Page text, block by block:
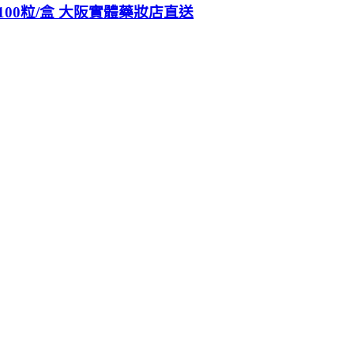
粒/盒 大阪實體藥妝店直送